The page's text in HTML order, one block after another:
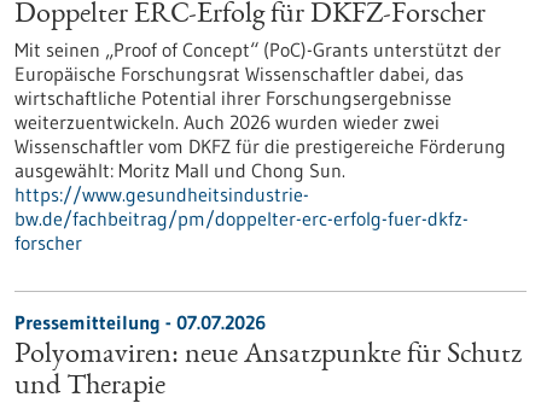
Doppelter ERC-Erfolg für DKFZ-Forscher
Mit seinen „Proof of Concept“ (PoC)-Grants unterstützt der
Europäische Forschungsrat Wissenschaftler dabei, das
wirtschaftliche Potential ihrer Forschungsergebnisse
weiterzuentwickeln. Auch 2026 wurden wieder zwei
Wissenschaftler vom DKFZ für die prestigereiche Förderung
ausgewählt: Moritz Mall und Chong Sun.
https://www.gesundheitsindustrie-
bw.de/fachbeitrag/pm/doppelter-erc-erfolg-fuer-dkfz-
forscher
Pressemitteilung - 07.07.2026
Polyomaviren: neue Ansatzpunkte für Schutz
und Therapie